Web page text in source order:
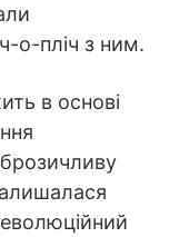
о-пліч з ним.
в основі